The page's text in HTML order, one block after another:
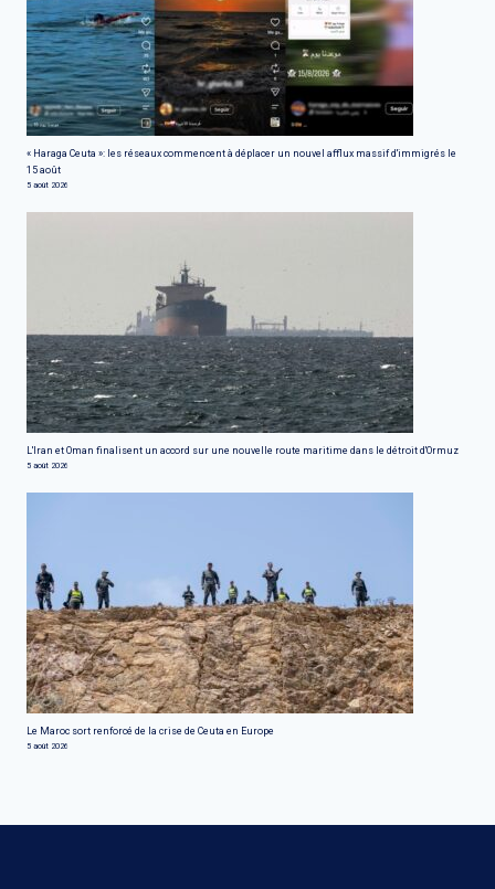
« Haraga Ceuta »: les réseaux commencent à déplacer un nouvel afflux massif d'immigrés le
15 août
5 août 2026
L'Iran et Oman finalisent un accord sur une nouvelle route maritime dans le détroit d'Ormuz
5 août 2026
Le Maroc sort renforcé de la crise de Ceuta en Europe
5 août 2026